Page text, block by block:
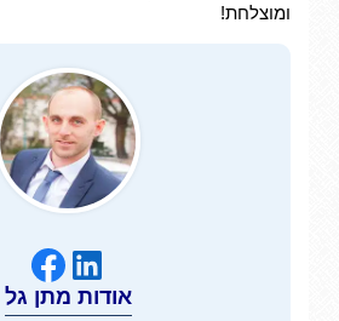
ומוצלחת!
אודות מתן גל